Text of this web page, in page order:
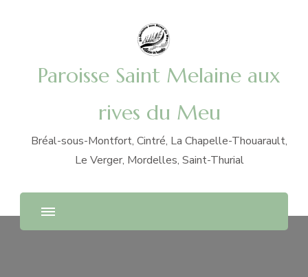
Paroisse Saint Melaine aux
rives du Meu
Bréal-sous-Montfort, Cintré, La Chapelle-Thouarault,
Le Verger, Mordelles, Saint-Thurial